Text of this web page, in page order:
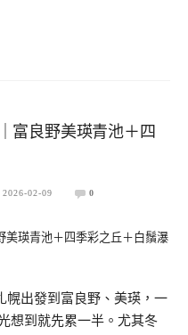
富良野美瑛青池＋四
2026-02-09 0
幌出發到富良野、美瑛，一
想到就先累一半。尤其冬